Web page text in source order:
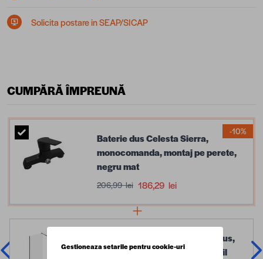
Solicita postare in SEAP/SICAP
CUMPĂRĂ ÎMPREUNĂ
Baterie dus Celesta Sierra,
monocomanda, montaj pe perete,
negru mat
206,99 lei 186,29 lei
-10%
Paravan dus walk in / Perete dus,
sticla transparenta 6 mm, profil
Gestioneaza setarile pentru cookie-uri